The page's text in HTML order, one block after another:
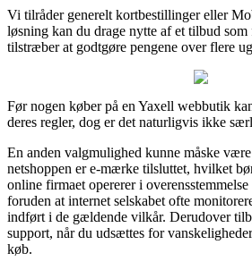
Vi tilråder generelt kortbestillinger eller
løsning kan du drage nytte af et tilbud
tilstræber at godtgøre pengene over flere
Før nogen køber på en Yaxell webbutik
deres regler, dog er det naturligvis ikke
En anden valgmulighed kunne måske
netshoppen er e-mærke tilsluttet, hvilket
online firmaet opererer i
foruden at internet selskabet ofte
indført i de gældende vilkår. Derudover
support, når du udsættes for
køb.